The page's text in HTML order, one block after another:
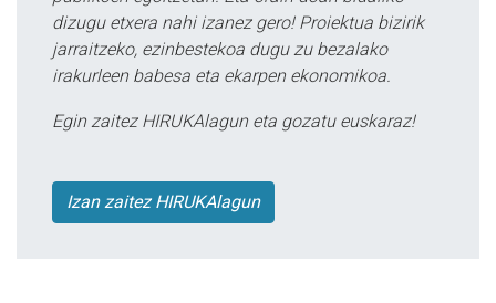
dizugu etxera nahi izanez gero! Proiektua bizirik
jarraitzeko, ezinbestekoa dugu zu bezalako
irakurleen babesa eta ekarpen ekonomikoa.
Egin zaitez HIRUKAlagun eta gozatu euskaraz!
Izan zaitez HIRUKAlagun